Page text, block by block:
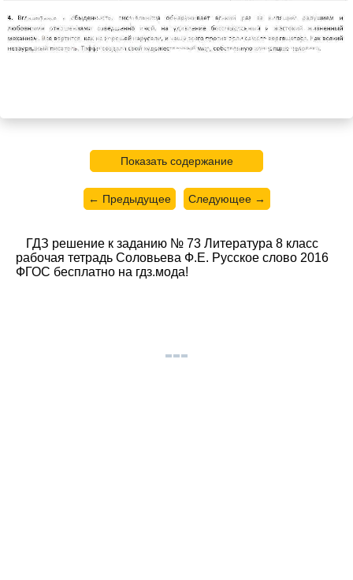
Показать содержание
← Предыдущее Следующее →
ГДЗ решение к заданию № 73 Литература 8 класс
рабочая тетрадь Соловьева Ф.Е. Русское слово 2016
ФГОС бесплатно на гдз.мода!